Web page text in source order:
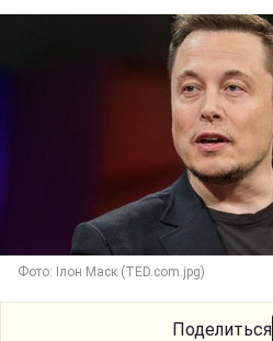
Фото: Ілон Маск (TED.com.jpg)
Поделиться